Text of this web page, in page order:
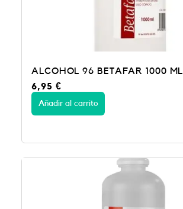
ALCOHOL 96 BETAFAR 1000 ML
6,95 €
Añadir al carrito